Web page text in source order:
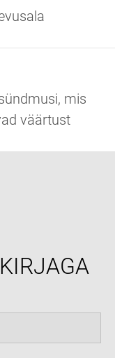
mis
väärtust